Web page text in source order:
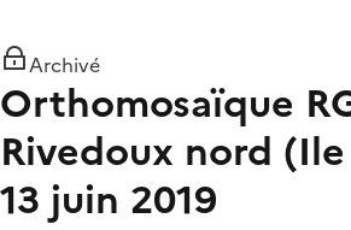
Archivé
Orthomosaïque
Rivedoux nord (Ile
13 juin 2019